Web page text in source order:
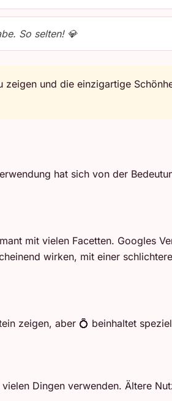
So selten! 💎
und die einzigartige
hat sich von der
mit vielen Facetten. Googles
wirken, mit einer
zeigen, aber 💍 beinhaltet
Dingen verwenden. Ältere